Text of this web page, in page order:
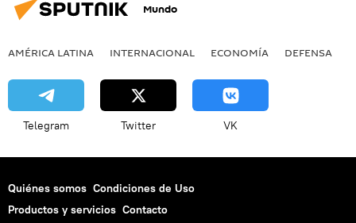
Mundo
AMÉRICA LATINA INTERNACIONAL ECONOMÍA DEFENSA
Telegram Twitter VK
Quiénes somos Condiciones de Uso
Productos y servicios Contacto